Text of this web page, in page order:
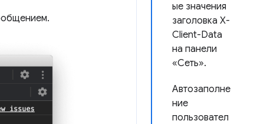
ые значения
заголовка X-
Client-Data
на панели
«Сеть».
Автозаполне
ние
пользовател